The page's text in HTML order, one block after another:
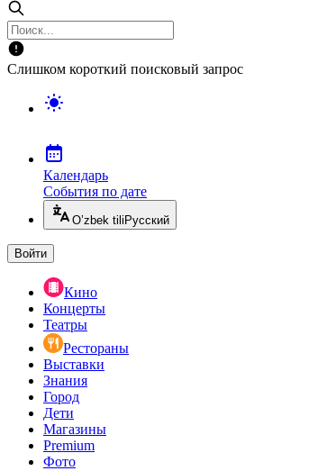
Слишком короткий поисковый запрос
Календарь
События по дате
O’zbek tili Русский
Войти
Кино
Концерты
Театры
Рестораны
Выставки
Знания
Город
Дети
Магазины
Premium
Фото